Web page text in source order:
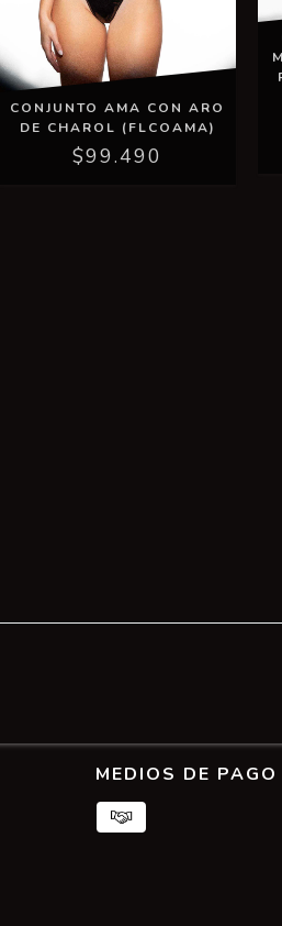
CONJUNTO AMA CON ARO
DE CHAROL (FLCOAMA)
$99.490
MEDIOS DE PAGO